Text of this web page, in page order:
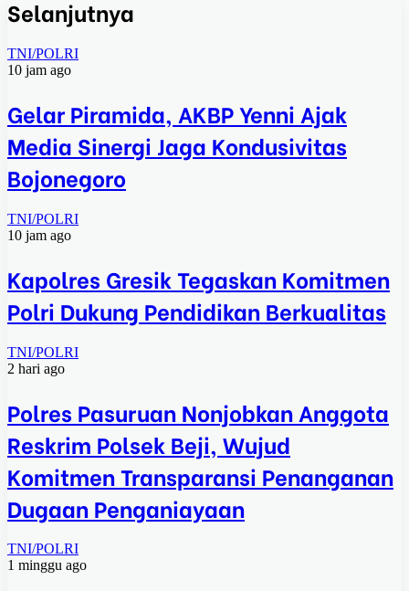
Selanjutnya
TNI/POLRI
10 jam ago
Gelar Piramida, AKBP Yenni Ajak
Media Sinergi Jaga Kondusivitas
Bojonegoro
TNI/POLRI
10 jam ago
Kapolres Gresik Tegaskan Komitmen
Polri Dukung Pendidikan Berkualitas
TNI/POLRI
2 hari ago
Polres Pasuruan Nonjobkan Anggota
Reskrim Polsek Beji, Wujud
Komitmen Transparansi Penanganan
Dugaan Penganiayaan
TNI/POLRI
1 minggu ago